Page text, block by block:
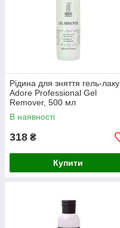
Рідина для зняття гель-лаку
Adore Professional Gel
Remover, 500 мл
В наявності
318 ₴
Купити